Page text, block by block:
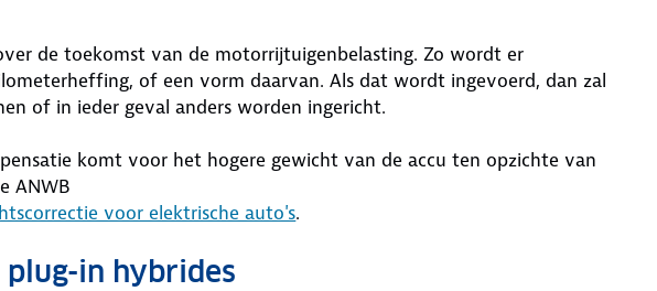
de toekomst van de motorrijtuigenbelasting. Zo wordt er
of een vorm daarvan. Als dat wordt ingevoerd, dan zal
of in ieder geval anders worden ingericht.
komt voor het hogere gewicht van de accu ten opzichte van
ANWB
voor elektrische auto's.
in hybrides